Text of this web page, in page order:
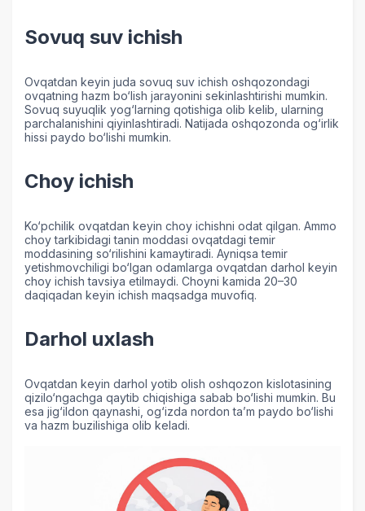
Sovuq suv ichish
Ovqatdan keyin juda sovuq suv ichish oshqozondagi
ovqatning hazm bo‘lish jarayonini sekinlashtirishi mumkin.
Sovuq suyuqlik yog‘larning qotishiga olib kelib, ularning
parchalanishini qiyinlashtiradi. Natijada oshqozonda og‘irlik
hissi paydo bo‘lishi mumkin.
Choy ichish
Ko‘pchilik ovqatdan keyin choy ichishni odat qilgan. Ammo
choy tarkibidagi tanin moddasi ovqatdagi temir
moddasining so‘rilishini kamaytiradi. Ayniqsa temir
yetishmovchiligi bo‘lgan odamlarga ovqatdan darhol keyin
choy ichish tavsiya etilmaydi. Choyni kamida 20–30
daqiqadan keyin ichish maqsadga muvofiq.
Darhol uxlash
Ovqatdan keyin darhol yotib olish oshqozon kislotasining
qizilo‘ngachga qaytib chiqishiga sabab bo‘lishi mumkin. Bu
esa jig‘ildon qaynashi, og‘izda nordon ta’m paydo bo‘lishi
va hazm buzilishiga olib keladi.